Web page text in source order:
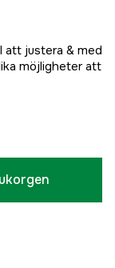
att justera & med
möjligheter att